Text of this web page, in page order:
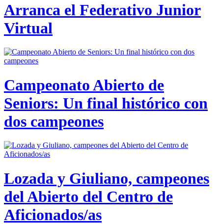
Arranca el Federativo Junior
Virtual
Campeonato Abierto de
Seniors: Un final histórico con
dos campeones
Lozada y Giuliano, campeones
del Abierto del Centro de
Aficionados/as